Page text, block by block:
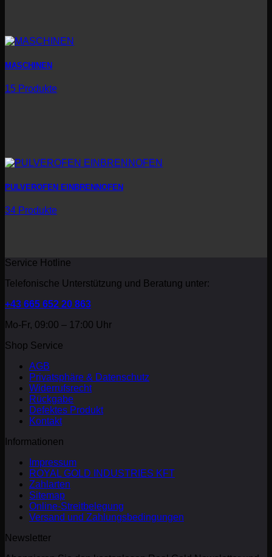
MASCHINEN
15 Produkte
PULVEROFEN EINBRENNOFEN
34 Produkte
Service Hotline
Telefonische Unterstützung und Beratung unter:
+43 665 652 20 863
Mo-Fr, 09:00 – 17:00 Uhr
Shop Service
AGB
Privatsphäre & Datenschutz
Widerrufsrecht
Rückgabe
Defektes Produkt
Kontakt
Informationen
Impressum
ROYAL GOLD INDUSTRIES KFT
Zahlarten
Sitemap
Online-Streitbelegung
Versand und Zahlungsbedingungen
Newsletter